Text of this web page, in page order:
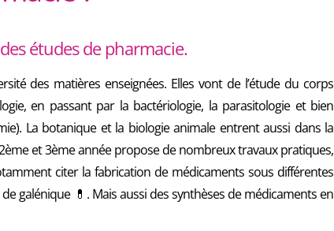
études de pharmacie.
des matières enseignées. Elles vont de l’étude du corps
en passant par la bactériologie, la parasitologie et bien
La botanique et la biologie animale entrent aussi dans la
et 3ème année propose de nombreux travaux pratiques,
citer la fabrication de médicaments sous différentes
galénique 💊. Mais aussi des synthèses de médicaments en